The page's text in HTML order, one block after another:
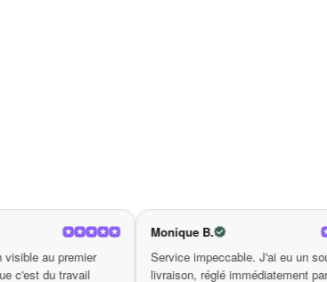
en bord de mer, ou pour
Monique B.
Service impeccable. J'ai eu un souci de
livraison, réglé immédiatement par le